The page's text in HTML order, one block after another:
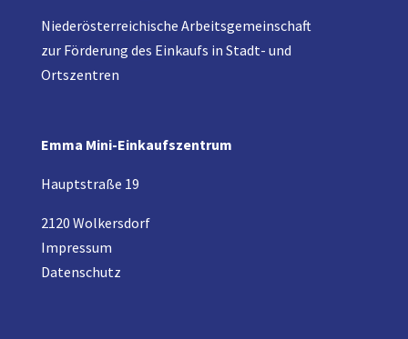
Niederösterreichische Arbeitsgemeinschaft
zur Förderung des Einkaufs in Stadt- und
Ortszentren
Emma Mini-Einkaufszentrum
Hauptstraße 19
2120 Wolkersdorf
Impressum
Datenschutz